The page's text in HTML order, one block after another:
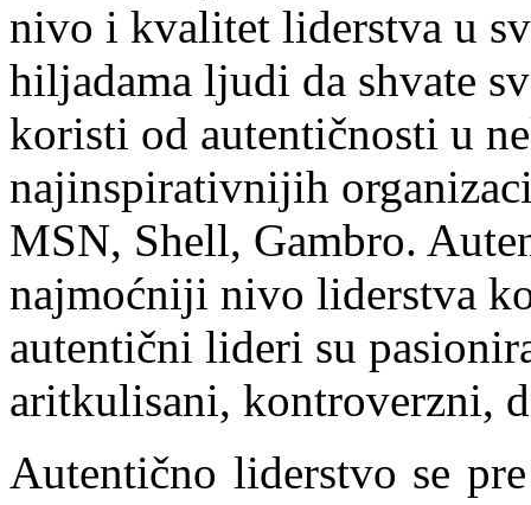
nivo i kvalitet liderstva u
hiljadama ljudi da shvate
koristi od autentičnosti u
najinspirativnijih
MSN, Shell, Gambro.
najmoćniji nivo liderstva
autentični lideri su
aritkulisani, kontroverzni,
Autentično liderstvo se